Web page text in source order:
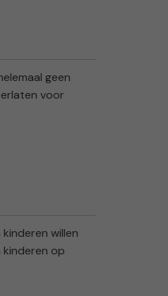
geen
voor
kinderen willen
kinderen op